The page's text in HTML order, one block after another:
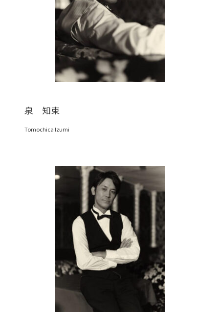
泉 知束
Tomochica Izumi